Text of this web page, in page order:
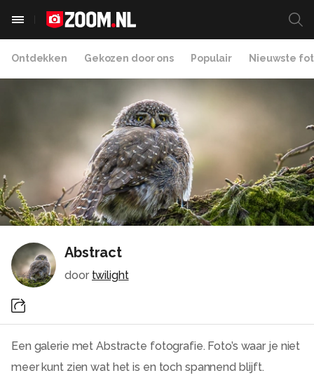
Ontdekken Gekozen door ons Populair Nieuwste
Abstract
door twilight
Een galerie met Abstracte fotografie. Foto’s waar je niet
meer kunt zien wat het is en toch spannend blijft.